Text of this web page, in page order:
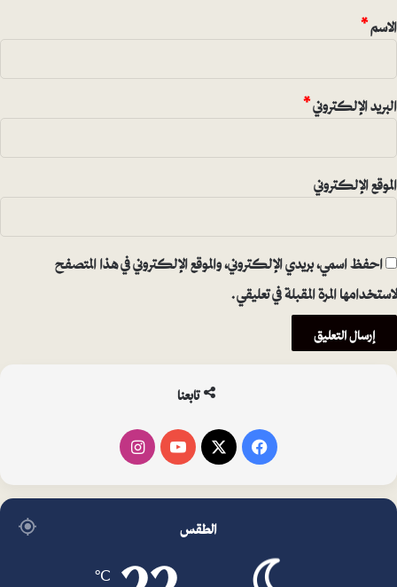
*
الاسم*
البريد الإلكتروني*
الموقع الإلكتروني
احفظ اسمي، بريدي الإلكتروني، والموقع الإلكتروني في هذا المتصفح
لاستخدامها المرة المقبلة في تعليقي.
تابعنا
فيسبوك ‫X
‫YouTubeانستقرام
الطقس
℃